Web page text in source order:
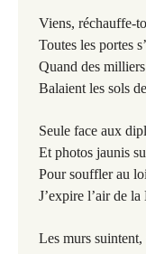
Viens, réchauffe-
Toutes les portes
Quand des
Balaient les sols
Seule face aux
Et photos jaunis
Pour souffler au
J’expire l’air de
Les murs suintent,